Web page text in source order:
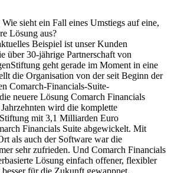
Wie sieht ein Fall eines Umstiegs auf eine,
Lösung aus?
Beispiel ist unser Kunden
über 30-jährige Partnerschaft von
geht gerade im Moment in eine
die Organisation von der seit Beginn der
Comarch-Financials-Suite-
neuere Lösung Comarch Financials
wird die komplette
mit 3,1 Milliarden Euro
Financials Suite abgewickelt. Mit
als auch der Software war die
sehr zufrieden. Und Comarch Financials
Lösung einfach offener, flexibler